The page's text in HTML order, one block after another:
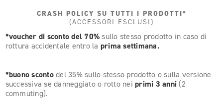
CRASH POLICY SU TUTTI I PRODOTTI*
(ACCESSORI ESCLUSI)
*voucher di sconto del 70% sullo stesso prodotto in caso di
rottura accidentale entro la prima settimana.
*buono scontodel 35% sullo stesso prodotto o sulla versione
successiva se danneggiato o rotto nei primi 3 anni (2
commuting).